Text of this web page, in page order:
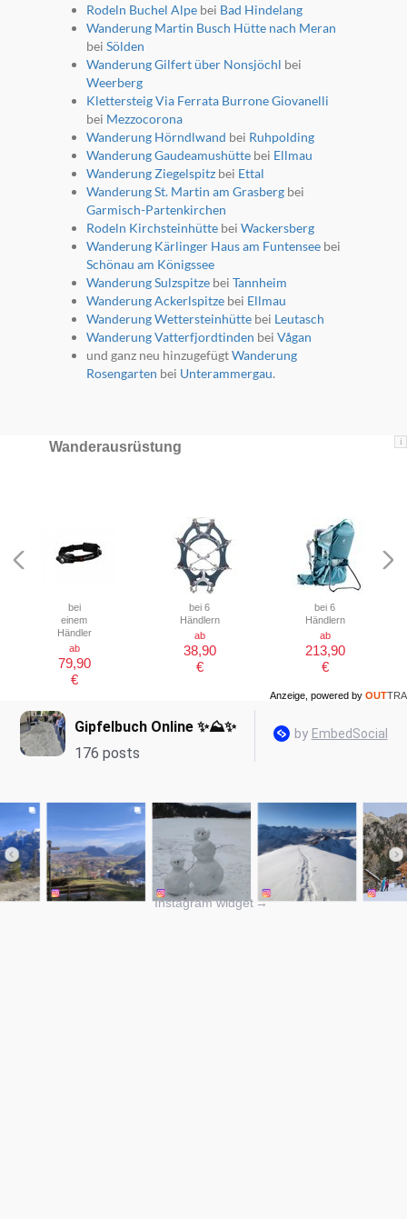
Rodeln Buchel Alpebei Bad Hindelang
Wanderung Martin Busch Hütte nach Meran
bei Sölden
Wanderung Gilfert über Nonsjöchl bei
Weerberg
Klettersteig Via Ferrata Burrone Giovanelli
bei Mezzocorona
Wanderung Hörndlwand bei Ruhpolding
Wanderung Gaudeamushüttebei Ellmau
Wanderung Ziegelspitzbei Ettal
Wanderung St. Martin am Grasbergbei
Garmisch-Partenkirchen
Rodeln Kirchsteinhüttebei Wackersberg
Wanderung Kärlinger Haus am Funtenseebei
Schönau am Königssee
Wanderung Sulzspitzebei Tannheim
Wanderung Ackerlspitzebei Ellmau
Wanderung Wettersteinhüttebei Leutasch
Wanderung Vatterfjordtinden bei Vågan
und ganz neu hinzugefügtWanderung
Rosengarten bei Unterammergau.
i
Wanderausrüstung
bei
einem
Händler
ab
79,90
€
bei 6
Händlern
ab
38,90
€
bei 6
Händlern
ab
213,90
€
Anzeige, powered by OUTTRA
Instagram widget →